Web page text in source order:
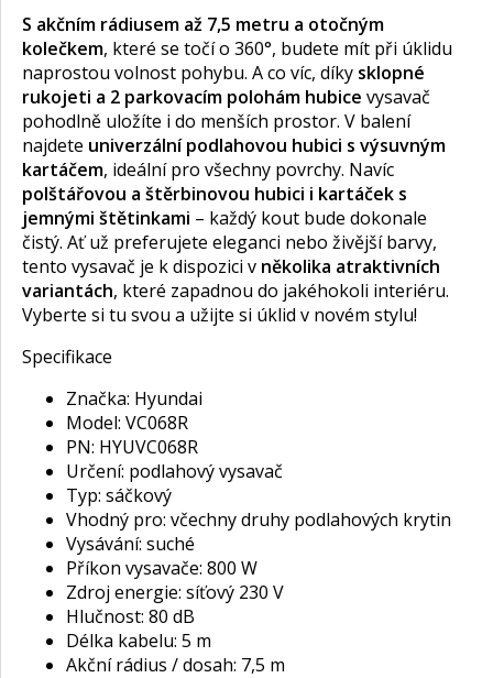
S akčním rádiusem až 7,5 metru a otočným
kolečkem, které se točí o 360°, budete mít při úklidu
naprostou volnost pohybu. A co víc, díky sklopné
rukojeti a 2 parkovacím polohám hubice vysavač
pohodlně uložíte i do menších prostor. V balení
najdete univerzální podlahovou hubici s výsuvným
kartáčem, ideální pro všechny povrchy. Navíc
polštářovou a štěrbinovou hubici i kartáček s
jemnými štětinkami – každý kout bude dokonale
čistý. Ať už preferujete eleganci nebo živější barvy,
tento vysavač je k dispozici v několika atraktivních
variantách, které zapadnou do jakéhokoli interiéru.
Vyberte si tu svou a užijte si úklid v novém stylu!
Specifikace
Značka: Hyundai
Model: VC068R
PN: HYUVC068R
Určení: podlahový vysavač
Typ: sáčkový
Vhodný pro: včechny druhy podlahových krytin
Vysávání: suché
Příkon vysavače: 800 W
Zdroj energie: síťový 230 V
Hlučnost: 80 dB
Délka kabelu: 5 m
Akční rádius / dosah: 7,5 m